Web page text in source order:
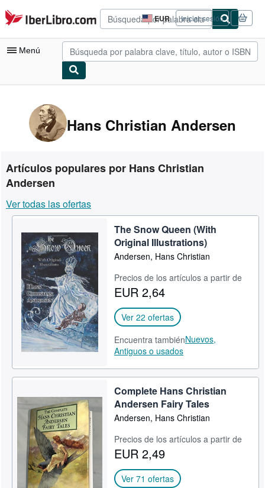
Pasar al contenido principal
IberLibro.com EUR
Preferencias
de
compra
del
Iniciar sesión
Menú
Consultar mis pedidos
Búsqueda avanzada
Libros antiguos
Arte y coleccionismo
Vendedores
Comenzar a vender
Ayuda
CERRAR
Hans Christian Andersen
Artículos populares por Hans Christian
Andersen
Ver todas las ofertas
The Snow Queen (With
Original Illustrations)
Andersen, Hans Christian
Precios de los artículos a partir de
EUR 2,64
Ver 22 ofertas
Encuentra tambiénNuevos,
Antiguos o usados
Complete Hans Christian
Andersen Fairy Tales
Andersen, Hans Christian
Precios de los artículos a partir de
EUR 2,49
Ver 71 ofertas